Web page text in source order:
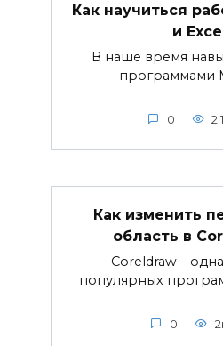
Как научиться
и
В наше время
программами
0
Как изменить
область в
Coreldraw –
популярных
0